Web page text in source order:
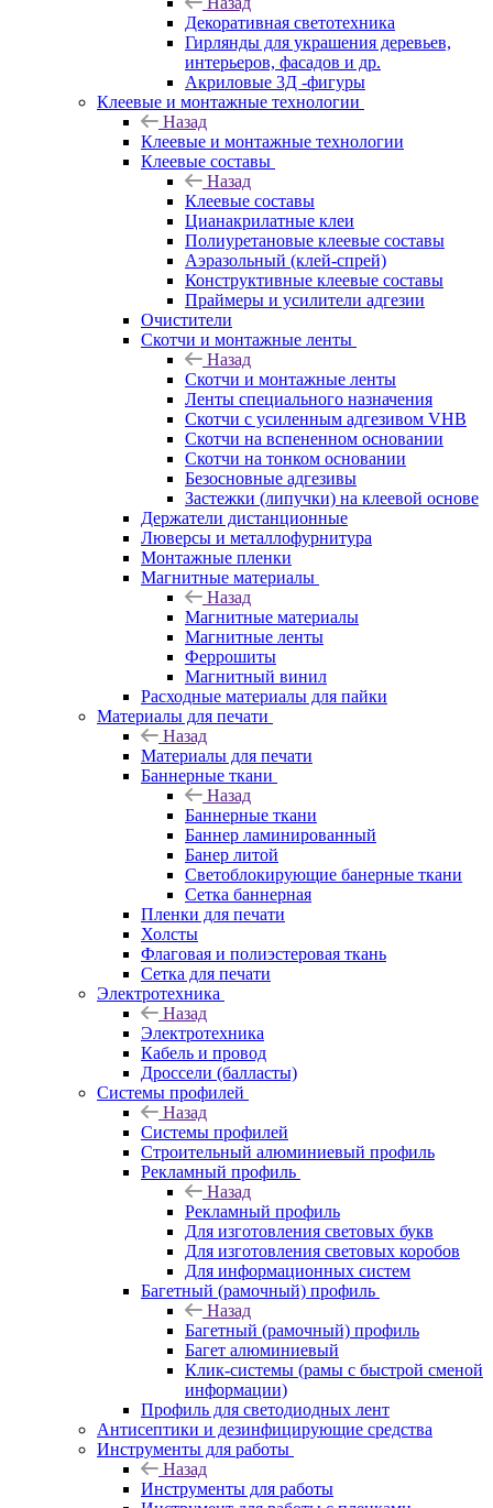
Декоративная светотехника
Гирлянды для украшения деревьев,
интерьеров, фасадов и др.
Акриловые 3Д -фигуры
Клеевые и монтажные технологии
Назад
Клеевые и монтажные технологии
Клеевые составы
Назад
Клеевые составы
Цианакрилатные клеи
Полиуретановые клеевые составы
Аэразольный (клей-спрей)
Конструктивные клеевые составы
Праймеры и усилители адгезии
Очистители
Скотчи и монтажные ленты
Назад
Скотчи и монтажные ленты
Ленты специального назначения
Скотчи с усиленным адгезивом VHB
Скотчи на вспененном основании
Скотчи на тонком основании
Безосновные адгезивы
Застежки (липучки) на клеевой основе
Держатели дистанционные
Люверсы и металлофурнитура
Монтажные пленки
Магнитные материалы
Назад
Магнитные материалы
Магнитные ленты
Феррошиты
Магнитный винил
Расходные материалы для пайки
Материалы для печати
Назад
Материалы для печати
Баннерные ткани
Назад
Баннерные ткани
Баннер ламинированный
Банер литой
Светоблокирующие банерные ткани
Сетка баннерная
Пленки для печати
Холсты
Флаговая и полиэстеровая ткань
Сетка для печати
Электротехника
Назад
Электротехника
Кабель и провод
Дроссели (балласты)
Системы профилей
Назад
Системы профилей
Строительный алюминиевый профиль
Рекламный профиль
Назад
Рекламный профиль
Для изготовления световых букв
Для изготовления световых коробов
Для информационных систем
Багетный (рамочный) профиль
Назад
Багетный (рамочный) профиль
Багет алюминиевый
Клик-системы (рамы с быстрой сменой
информации)
Профиль для светодиодных лент
Антисептики и дезинфицирующие средства
Инструменты для работы
Назад
Инструменты для работы